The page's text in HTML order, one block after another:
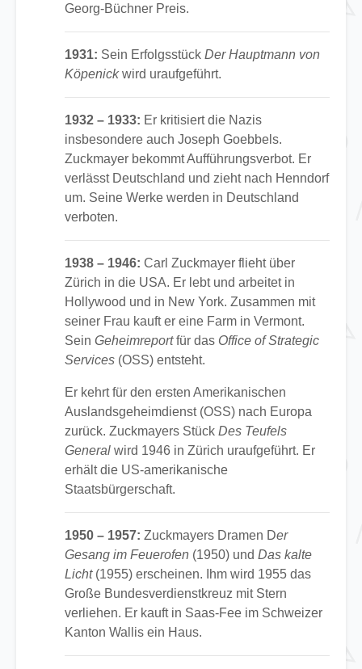
Georg-Büchner Preis.
1931: Sein Erfolgsstück Der Hauptmann von
Köpenickwird uraufgeführt.
1932 – 1933: Er kritisiert die Nazis
insbesondere auch Joseph Goebbels.
Zuckmayer bekommt Aufführungsverbot. Er
verlässt Deutschland und zieht nach Henndorf
um. Seine Werke werden in Deutschland
verboten.
1938 – 1946: Carl Zuckmayer flieht über
Zürich in die USA. Er lebt und arbeitet in
Hollywood und in New York. Zusammen mit
seiner Frau kauft er eine Farm in Vermont.
Sein Geheimreportfür das Office of Strategic
Services (OSS) entsteht.
Er kehrt für den ersten Amerikanischen
Auslandsgeheimdienst (OSS) nach Europa
zurück. Zuckmayers Stück Des Teufels
General wird 1946 in Zürich uraufgeführt. Er
erhält die US-amerikanische
Staatsbürgerschaft.
1950 – 1957: Zuckmayers Dramen Der
Gesang im Feuerofen (1950) und Das kalte
Licht(1955) erscheinen. Ihm wird 1955 das
Große Bundesverdienstkreuz mit Stern
verliehen. Er kauft in Saas-Fee im Schweizer
Kanton Wallis ein Haus.